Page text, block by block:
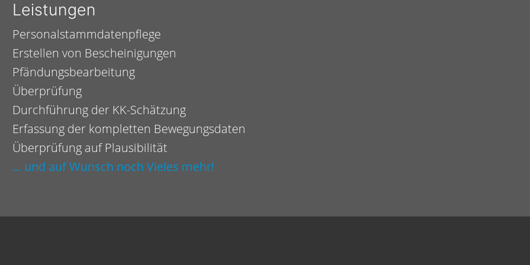
Leistungen
Personalstammdatenpflege
Erstellen von Bescheinigungen
Pfändungsbearbeitung
Überprüfung
Durchführung der KK-Schätzung
Erfassung der kompletten Bewegungsdaten
Überprüfung auf Plausibilität
... und auf Wunsch noch Vieles mehr!